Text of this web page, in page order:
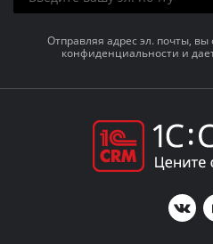
Отправляя адрес эл. почты,
конфиденциальности и